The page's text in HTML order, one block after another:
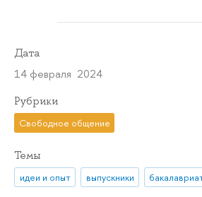
Дата
14 февраля 2024
Рубрики
Свободное общение
Темы
идеи и опыт выпускники